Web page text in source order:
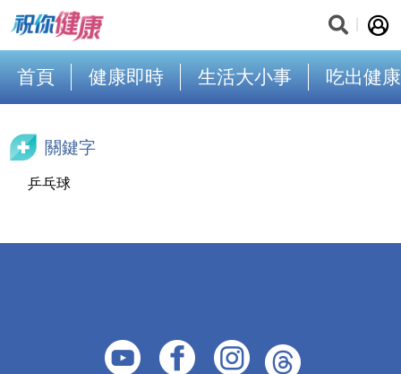
首頁 健康即時 生活大小事 吃出健康
關鍵字
乒乓球